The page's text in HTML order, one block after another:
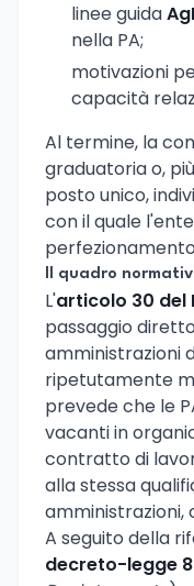
linee guida
nella PA;
motivazioni
capacità
Al termine, la
graduatoria o,
posto unico,
con il quale
Il quadro
L'articolo 30 del
passaggio
amministrazioni
ripetutamente
prevede che le
vacanti in
contratto di
alla stessa
amministrazioni,
A seguito della
decreto-legge